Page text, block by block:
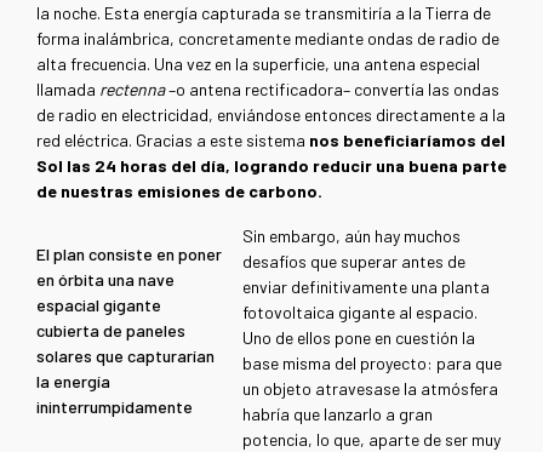
la noche. Esta energía capturada se transmitiría a la Tierra de
forma inalámbrica, concretamente mediante ondas de radio de
alta frecuencia. Una vez en la superficie, una antena especial
llamada rectenna–o antena rectificadora– convertía las ondas
de radio en electricidad, enviándose entonces directamente a la
red eléctrica. Gracias a este sistema nos beneficiaríamos del
Sol las 24 horas del día, logrando reducir una buena parte
de nuestras emisiones de carbono.
El plan consiste en poner
en órbita una nave
espacial gigante
cubierta de paneles
solares que capturarían
la energía
ininterrumpidamente
Sin embargo, aún hay muchos
desafíos que superar antes de
enviar definitivamente una planta
fotovoltaica gigante al espacio.
Uno de ellos pone en cuestión la
base misma del proyecto: para que
un objeto atravesase la atmósfera
habría que lanzarlo a gran
potencia, lo que, aparte de ser muy